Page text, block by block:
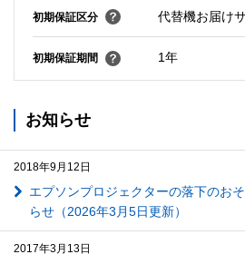
初期保証区分 代替機お届け
初期保証期間 1年
お知らせ
2018年9月12日
エプソンプロジェクターの落下のお
らせ（2026年3月5日更新）
2017年3月13日